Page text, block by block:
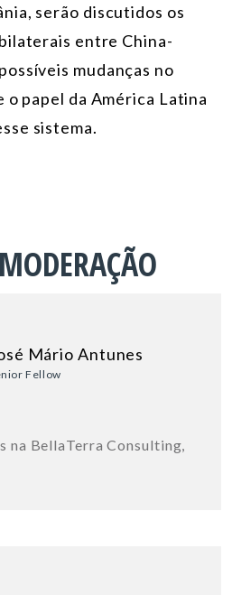
serão discutidos os
entre China-
mudanças no
papel da América Latina
sistema.
Mário Antunes
Fellow
na BellaTerra Consulting,